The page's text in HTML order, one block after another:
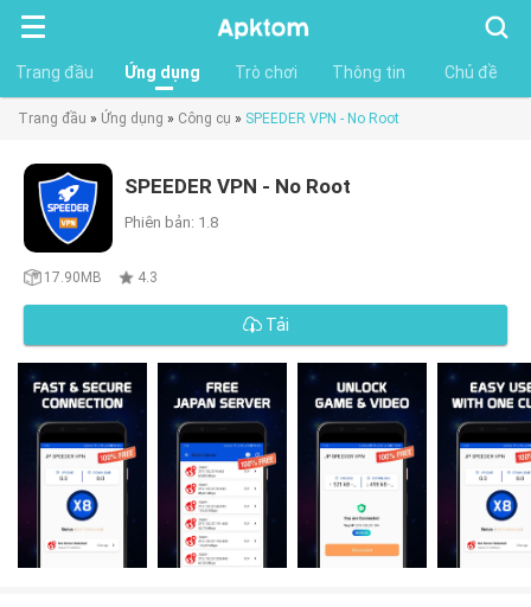
Tìm
kiếm
Trang đầu
Ứng dụng Trò chơi Thông tin Chủ đề
Trang đầu » Ứng dụng » Công cụ » SPEEDER VPN - No Root
SPEEDER VPN - No Root
Phiên bản: 1.8
17.90MB 4.3
Tải